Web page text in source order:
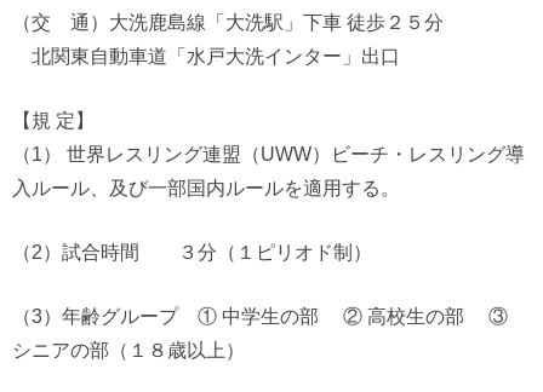
（交 通）大洗鹿島線「大洗駅」下車 徒歩２５分
北関東自動車道「水戸大洗インター」出口
【規 定】
（1） 世界レスリング連盟（UWW）ビーチ・レスリング導
入ルール、及び一部国内ルールを適用する。
（2）試合時間 ３分（１ピリオド制）
（3）年齢グループ ① 中学生の部 ② 高校生の部 ③
シニアの部（１８歳以上）